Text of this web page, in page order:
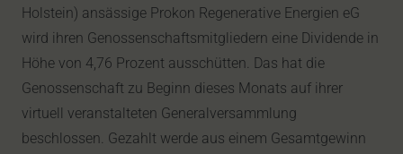
Holstein) ansässige Prokon Regenerative Energien eG
wird ihren Genossenschaftsmitgliedern eine Dividende in
Höhe von 4,76 Prozent ausschütten. Das hat die
Genossenschaft zu Beginn dieses Monats auf ihrer
virtuell veranstalteten Generalversammlung
beschlossen. Gezahlt werde aus einem Gesamtgewinn